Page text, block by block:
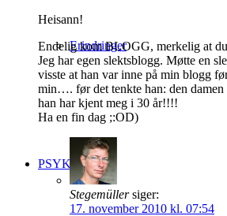
Erindringer
PSYKOLOGI
Heisann!
Endelig kom BLOGG, merkelig at
Jeg har egen slektsblogg. Møtte en
visste at han var inne på min blogg
min…. før det tenkte han: den
han har kjent meg i 30 år!!!!
Ha en fin dag ;:OD)
Stegemüller siger:
17. november 2010 kl. 07:54